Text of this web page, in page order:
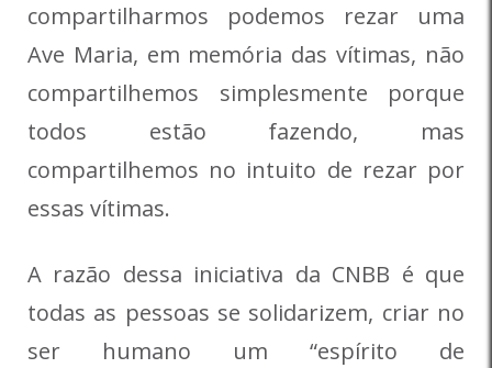
compartilharmos podemos rezar uma
Ave Maria, em memória das vítimas, não
compartilhemos simplesmente porque
todos estão fazendo, mas
compartilhemos no intuito de rezar por
essas vítimas.
A razão dessa iniciativa da CNBB é que
todas as pessoas se solidarizem, criar no
ser humano um “espírito de